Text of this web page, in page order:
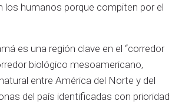
los humanos porque compiten por el
es una región clave en el “corredor
biológico mesoamericano,
entre América del Norte y del
del país identificadas con prioridad